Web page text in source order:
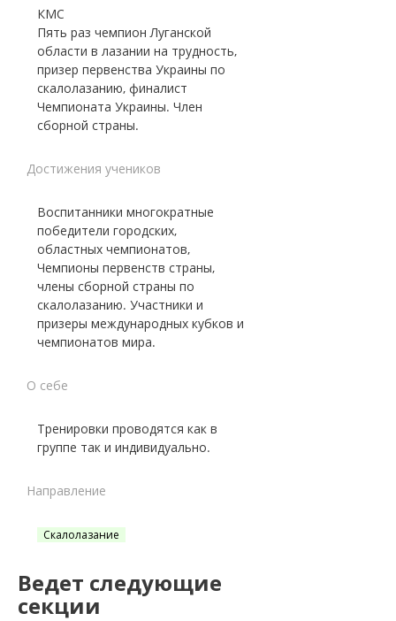
КМС
Пять раз чемпион Луганской
области в лазании на трудность,
призер первенства Украины по
скалолазанию, финалист
Чемпионата Украины. Член
сборной страны.
Достижения учеников
Воспитанники многократные
победители городских,
областных чемпионатов,
Чемпионы первенств страны,
члены сборной страны по
скалолазанию. Участники и
призеры международных кубков и
чемпионатов мира.
О себе
Тренировки проводятся как в
группе так и индивидуально.
Направление
Скалолазание
Ведет следующие
секции